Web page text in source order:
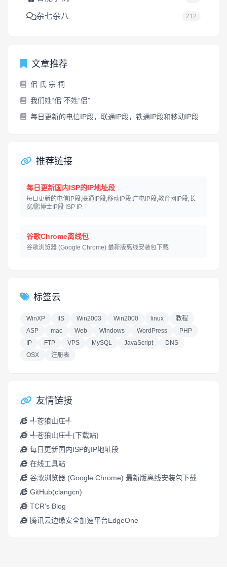
杂七杂八 212
文章推荐
佀 氏 宗 祠
我们姓“佀”不姓“侣”
每日更新的电信IP段，联通IP段，铁通IP段和移动IP段
推荐链接
每日更新国内ISP的IP地址段
每日更新的电信IP段,联通IP段,移动IP段,广电IP段,教育网IP段,长
宽/鹏博士IP段 ISP IP.
谷歌Chrome离线包
谷歌浏览器 (Google Chrome) 最新版离线安装包下载
标签云
WinXP IIS Win2003 Win2000 linux
教程
ASP
mac Web Windows WordPress
PHP
IP
FTP VPS MySQL JavaScript
DNS
OSX
注册表
友情链接
╃苍狼山庄╃
╃苍狼山庄╃(下载站)
每日更新国内ISP的IP地址段
在线工具站
谷歌浏览器 (Google Chrome) 最新版离线安装包下载
GitHub(clangcn)
TCR's Blog
腾讯云边缘安全加速平台EdgeOne